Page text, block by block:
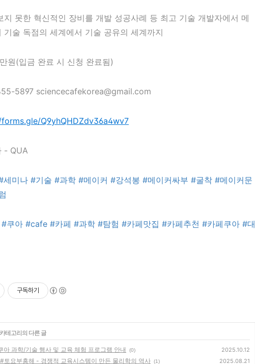
지 못한 혁신적인 장비를 개발 성공사례 등 최고 기술 개발자에서 메
기술 독점의 세계에서 기술 공유의 세계까지
원(입금 완료 시 신청 완료됨)
5897 sciencecafekorea@gmail.com
Q9yhQHDZdv36a4wv7
- QUA
세미나 #기술 #과학 #메이커 #강석봉 #메이커싸부 #굴착 #메이커문
#쿠아 #cafe #카페 #과학 #탐험 #카페맛집 #카페추천 #카페쿠아 #대
구독하기
테고리의 다른 글
아 과학/기술 행사 및 교육 체험 프로그램 안내 (0) 2025.10.12
토요부흥해 - 경쟁적 교육시스템이 만든 물리학의 역사 (1) 2025.08.21